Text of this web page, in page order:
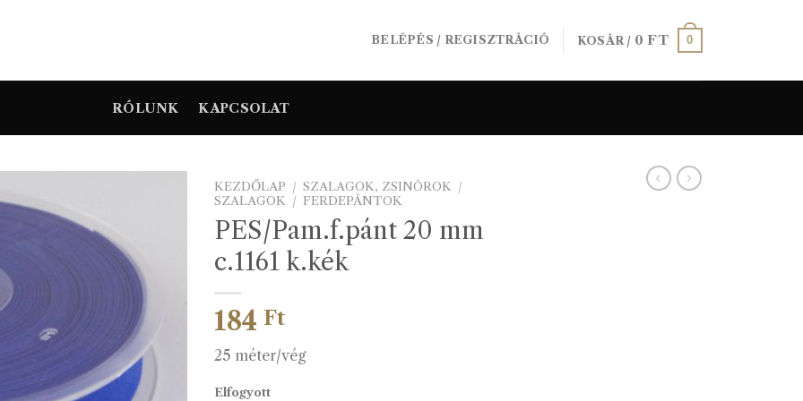
BELÉPÉS / REGISZTRÁCIÓ KOSÁR / 0FT 0
RÓLUNK KAPCSOLAT
KEZDŐLAP / SZALAGOK, ZSINÓROK /
SZALAGOK / FERDEPÁNTOK
PES/Pam.f.pánt 20 mm
c.1161 k.kék
184 Ft
25 méter/vég
Elfogyott